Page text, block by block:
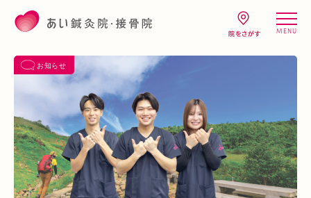
MENU
お知らせ